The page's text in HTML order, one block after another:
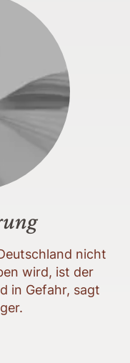
nicht
wird, ist der
in Gefahr, sagt